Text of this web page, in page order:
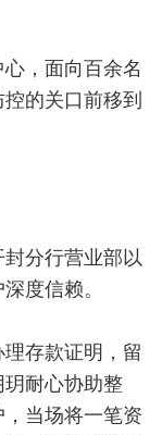
，面向百余名
的关口前移到
分行营业部以
度信赖。
存款证明，留
耐心协助整
当场将一笔资